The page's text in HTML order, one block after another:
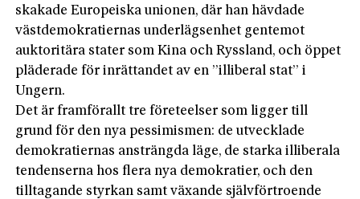
skakade Europeiska unionen, där han hävdade
västdemokratiernas underlägsenhet gentemot
auktoritära stater som Kina och Ryssland, och öppet
pläderade för inrättandet av en ”illiberal stat” i
Ungern.
Det är framförallt tre företeelser som ligger till
grund för den nya pessimismen: de utvecklade
demokratiernas ansträngda läge, de starka illiberala
tendenserna hos flera nya demokratier, och den
tilltagande styrkan samt växande självförtroende